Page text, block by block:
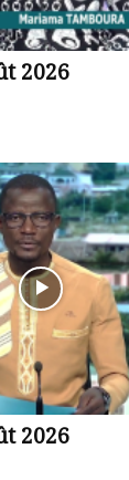
2026
2026